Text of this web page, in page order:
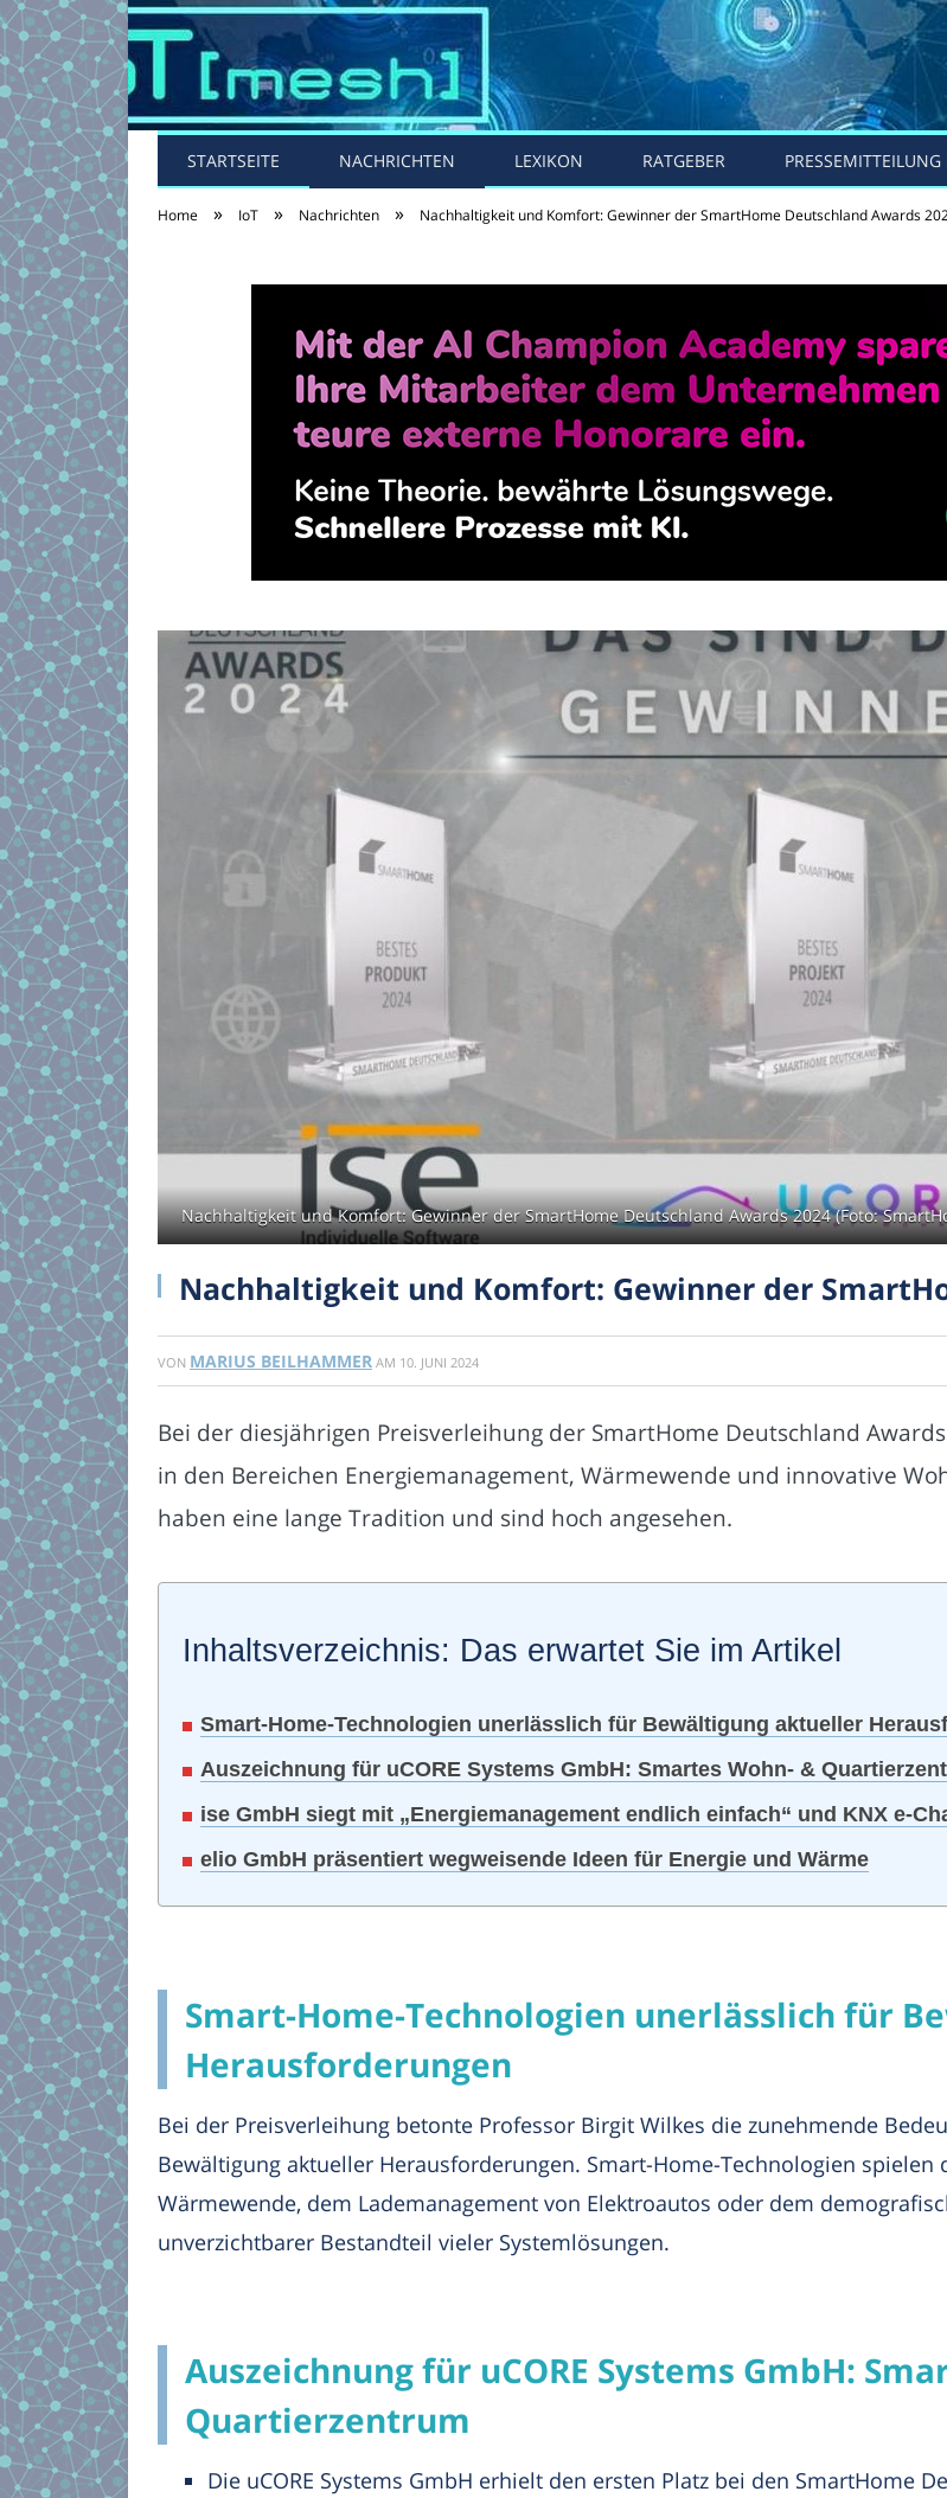
STARTSEITE NACHRICHTEN LEXIKON RATGEBER
Home » IoT » Nachrichten » Nachhaltigkeit und Komfort: Gewinner der SmartHome Deutschland Awards
Nachhaltigkeit und Komfort: Gewinner der SmartHome Deutschland Awards 2024 (Foto:
Nachhaltigkeit und Komfort: Gewinner der
VON MARIUS BEILHAMMER AM 10. JUNI 2024
Bei der diesjährigen Preisverleihung der SmartHome Deutschland
in den Bereichen Energiemanagement, Wärmewende und innovative
haben eine lange Tradition und sind hoch angesehen.
Inhaltsverzeichnis: Das erwartet Sie im Artikel
Smart-Home-Technologien unerlässlich für Bewältigung aktueller
Auszeichnung für uCORE Systems GmbH: Smartes Wohn- &
ise GmbH siegt mit „Energiemanagement endlich einfach“ und KNX e-
elio GmbH präsentiert wegweisende Ideen für Energie und Wärme
Smart-Home-Technologien unerlässlich für
Herausforderungen
Bei der Preisverleihung betonte Professor Birgit Wilkes die zunehmende
Bewältigung aktueller Herausforderungen. Smart-Home-Technologien
Wärmewende, dem Lademanagement von Elektroautos oder dem
unverzichtbarer Bestandteil vieler Systemlösungen.
Auszeichnung für uCORE Systems GmbH:
Quartierzentrum
Die uCORE Systems GmbH erhielt den ersten Platz bei den SmartHome